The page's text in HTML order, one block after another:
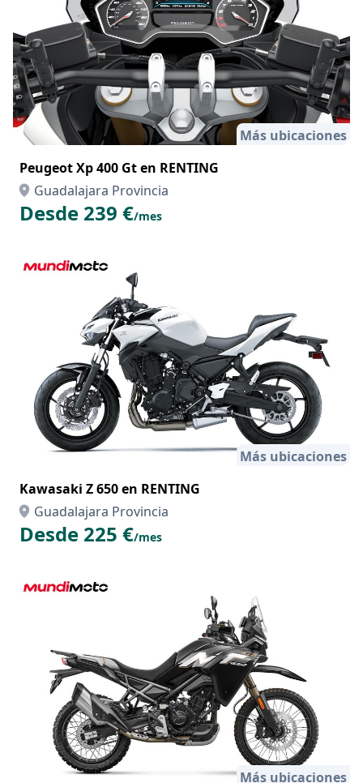
Más ubicaciones
Peugeot Xp 400 Gt en RENTING
Guadalajara Provincia
Desde 239 €/mes
Más ubicaciones
Kawasaki Z 650 en RENTING
Guadalajara Provincia
Desde 225 €/mes
Más ubicaciones